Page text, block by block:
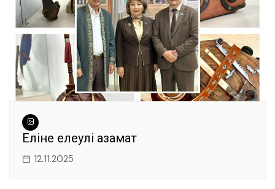
Еліне елеулі азамат
12.11.2025